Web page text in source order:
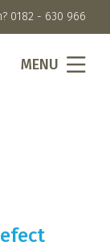
0182 - 630 966
MENU